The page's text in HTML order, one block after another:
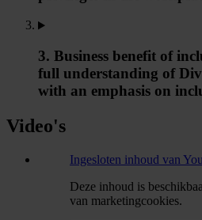
3. Business benefit of
full understanding of
with an emphasis on
Video's
Ingesloten inhoud van
Deze inhoud is
van marketingcookies.